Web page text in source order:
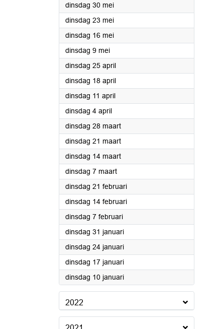
dinsdag 30 mei2023
dinsdag 23 mei2023
dinsdag 16 mei2023
dinsdag 9 mei2023
dinsdag 25 april2023
dinsdag 18 april2023
dinsdag 11 april2023
dinsdag 4 april2023
dinsdag 28 maart2023
dinsdag 21 maart2023
dinsdag 14 maart2023
dinsdag 7 maart2023
dinsdag 21 februari2023
dinsdag 14 februari2023
dinsdag 7 februari2023
dinsdag 31 januari2023
dinsdag 24 januari2023
dinsdag 17 januari2023
dinsdag 10 januari2023
2022